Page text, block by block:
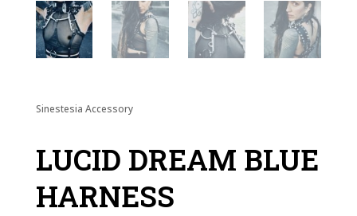
Sinestesia Accessory
LUCID DREAM BLUE
HARNESS